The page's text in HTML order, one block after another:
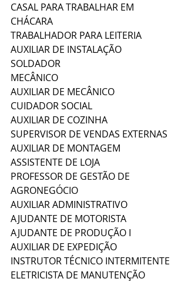
CASAL PARA TRABALHAR EM
CHÁCARA
TRABALHADOR PARA LEITERIA
AUXILIAR DE INSTALAÇÃO
SOLDADOR
MECÂNICO
AUXILIAR DE MECÂNICO
CUIDADOR SOCIAL
AUXILIAR DE COZINHA
SUPERVISOR DE VENDAS EXTERNAS
AUXILIAR DE MONTAGEM
ASSISTENTE DE LOJA
PROFESSOR DE GESTÃO DE
AGRONEGÓCIO
AUXILIAR ADMINISTRATIVO
AJUDANTE DE MOTORISTA
AJUDANTE DE PRODUÇÃO I
AUXILIAR DE EXPEDIÇÃO
INSTRUTOR TÉCNICO INTERMITENTE
ELETRICISTA DE MANUTENÇÃO